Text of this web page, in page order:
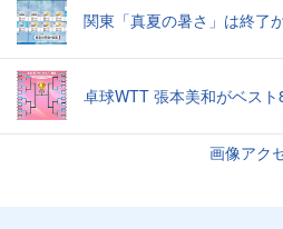
関東「真夏の暑さ」は終了
卓球WTT 張本美和がベスト
画像アク